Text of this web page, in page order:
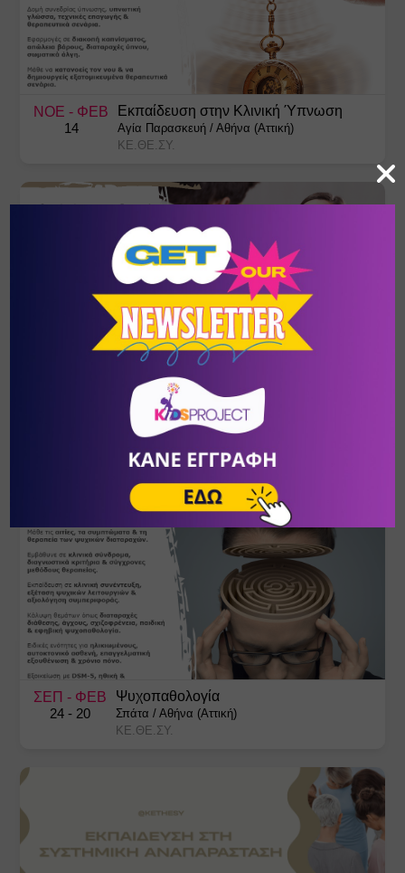
ΝΟΕ - ΦΕΒ
14
Εκπαίδευση στην Κλινική Ύπνωση
Αγία Παρασκευή /Αθήνα (Αττική)
ΚΕ.ΘΕ.ΣΥ.
Ψυχοδυναμική Συμβουλευτική
Πικέρμι /Αθήνα (Αττική)
ΚΕ.ΘΕ.ΣΥ.
ΣΕΠ - ΦΕΒ
24 - 20
Ψυχοπαθολογία
Σπάτα /Αθήνα (Αττική)
ΚΕ.ΘΕ.ΣΥ.